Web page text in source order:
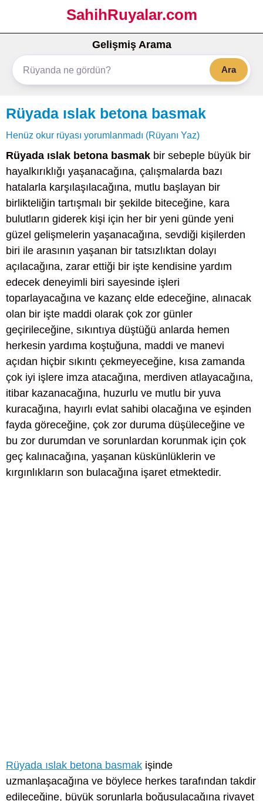
SahihRuyalar.com
Gelişmiş Arama
Ara
Rüyada ıslak betona basmak
Henüz okur rüyası yorumlanmadı (Rüyanı Yaz)
Rüyada ıslak betona basmak bir sebeple büyük bir
hayalkırıklığı yaşanacağına, çalışmalarda bazı
hatalarla karşılaşılacağına, mutlu başlayan bir
birlikteliğin tartışmalı bir şekilde biteceğine, kara
bulutların giderek kişi için her bir yeni günde yeni
güzel gelişmelerin yaşanacağına, sevdiği kişilerden
biri ile arasının yaşanan bir tatsızlıktan dolayı
açılacağına, zarar ettiği bir işte kendisine yardım
edecek deneyimli biri sayesinde işleri
toparlayacağına ve kazanç elde edeceğine, alınacak
olan bir işte maddi olarak çok zor günler
geçirileceğine, sıkıntıya düştüğü anlarda hemen
herkesin yardıma koştuğuna, maddi ve manevi
açıdan hiçbir sıkıntı çekmeyeceğine, kısa zamanda
çok iyi işlere imza atacağına, merdiven atlayacağına,
itibar kazanacağına, huzurlu ve mutlu bir yuva
kuracağına, hayırlı evlat sahibi olacağına ve eşinden
fayda göreceğine, çok zor duruma düşüleceğine ve
bu zor durumdan ve sorunlardan korunmak için çok
geç kalınacağına, yaşanan küskünlüklerin ve
kırgınlıkların son bulacağına işaret etmektedir.
Rüyada ıslak betona basmak işinde
uzmanlaşacağına ve böylece herkes tarafından takdir
edileceğine, büyük sorunlarla boğuşulacağına rivayet